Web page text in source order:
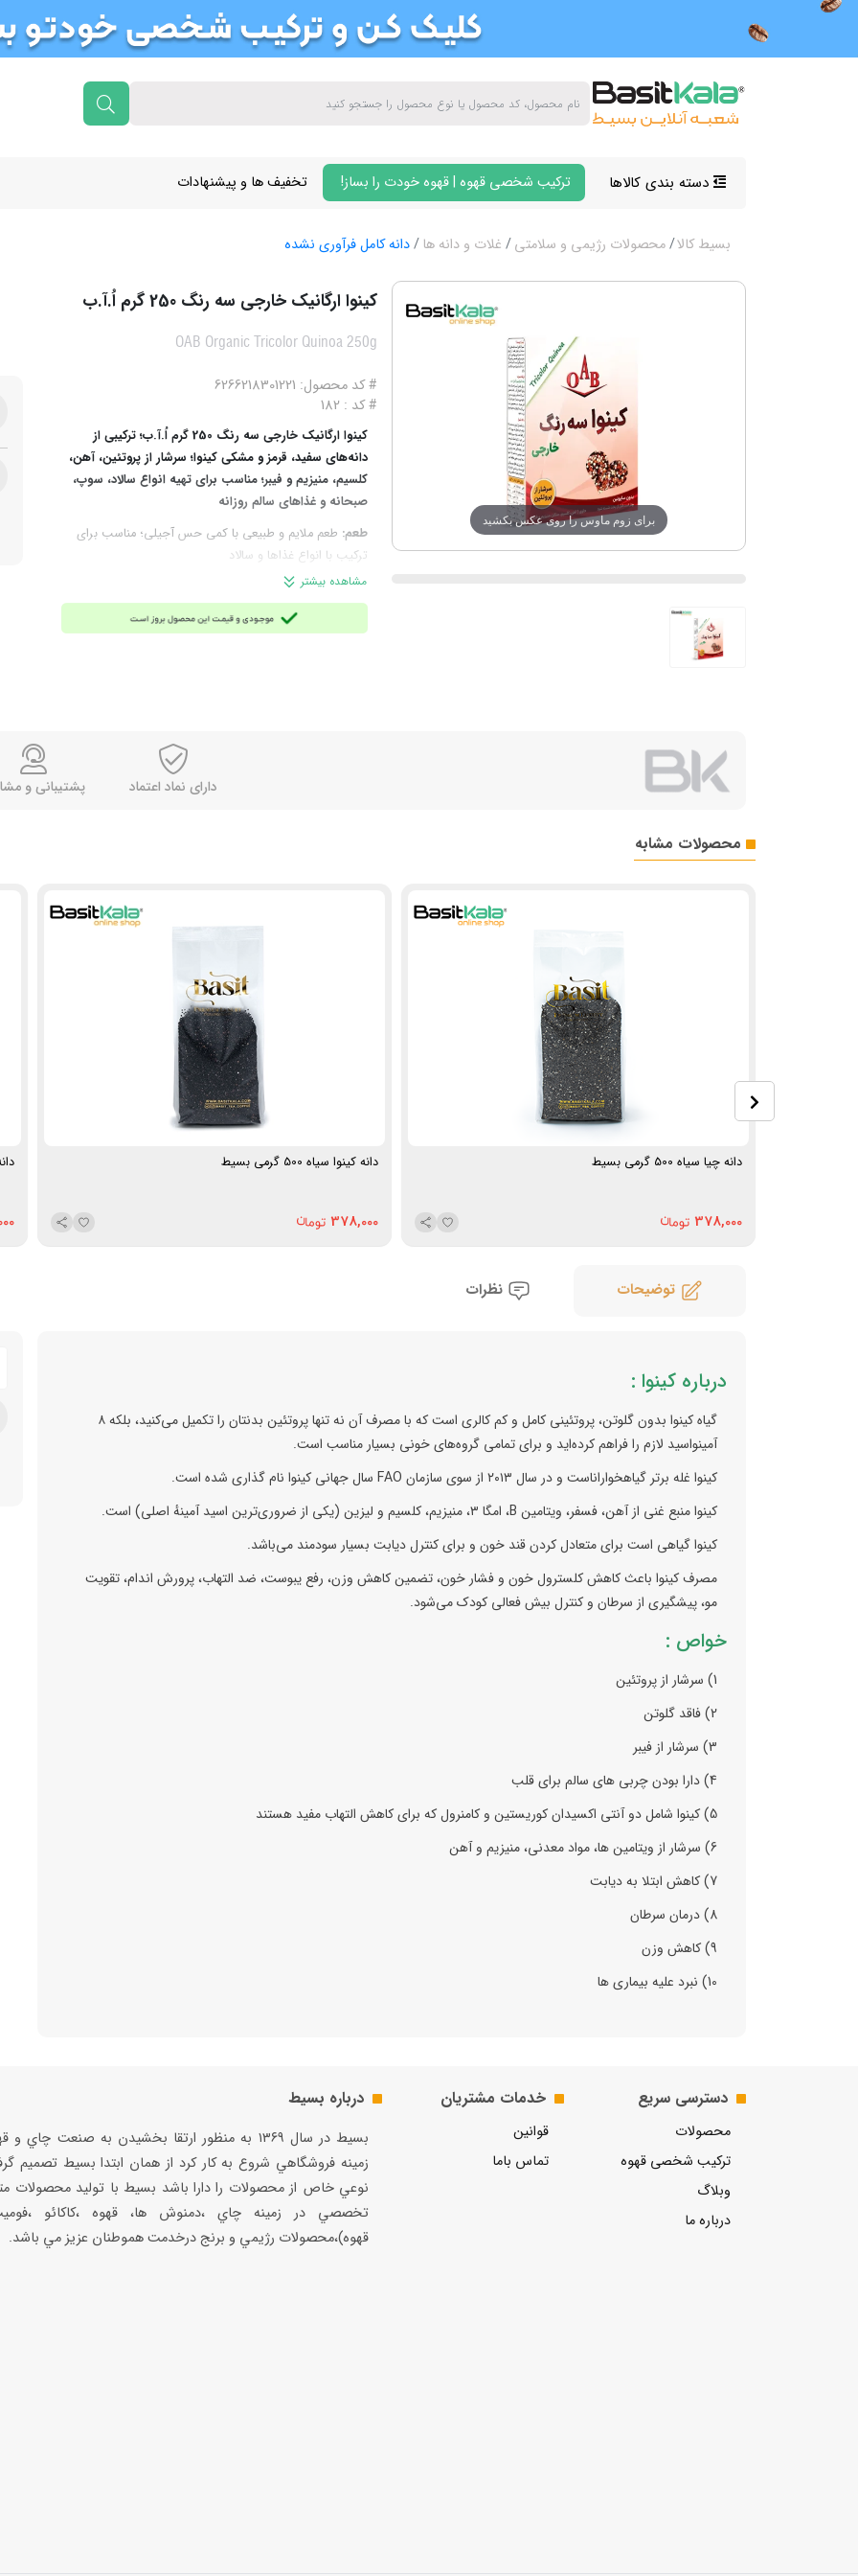
دسته بندی کالاها ترکیب شخصی قهوه | قهوه خودت را بساز! تخفیف ها و پیشنهادات
بسیط کالا محصولات رژیمی و سلامتی غلات و دانه ها دانه کامل فرآوری نشده
برای زوم ماوس را روی عکس بکشید
کینوا ارگانیک خارجی سه رنگ 250 گرم اُ.آ.ب
OAB Organic Tricolor Quinoa 250g
# کد محصول: 6266218301221
# کد : 182
کینوا ارگانیک خارجی سه رنگ 250 گرم اُ.آ.ب؛ ترکیبی از
دانه‌های سفید، قرمز و مشکی کینوا؛ سرشار از پروتئین، آهن،
کلسیم، منیزیم و فیبر؛ مناسب برای تهیه انواع سالاد، سوپ،
صبحانه و غذاهای سالم روزانه
طعم: طعم ملایم و طبیعی با کمی حس آجیلی؛ مناسب برای
ترکیب با انواع غذاها و سالاد
بافت:دانه‌های سبک و ریز، پس از پخت با بافتی نرم و
ظاهری خاص و رنگارنگ
چرا انتخاب این محصول؟اگر دنبال یک جایگزین سالم، سبک
مناسب وعده صبحانه، ناهار، شام، میان وعده؛
استفاده در سالاد و سوپ و مناسب رژیم‌های غذایی سالم و
کینوا، خیار و گوجه نگینی، نعناع، زیتون بدون هسته و پنیر
رنده‌ شده را به آن اضافه نمایید.
ورزشکاران، گیاه‌خواران و علاقه‌مندان به غذاهای سالم و مغذی
در جای خشک و خنک و دور از نور خورشید
بسته بندی در ایران
مشاهده بیشتر
دارای نماد اعتماد پشتیبانی و
محصولات مشابه
دانه چیا سیاه 500 گرمی بسیط
378,000
دانه کینوا سیاه 500 گرمی بسیط
378,000
دانه
توضیحات نظرات
درباره کینوا :
گیاه کینوا بدون گلوتن، پروتئینی کامل و کم کالری است که با مصرف آن نه تنها پروتئین بدنتان را تکمیل می‌کنید، بلکه ۸
آمینواسید لازم را فراهم کرده‌اید و برای تمامی گروه‌های خونی بسیار مناسب است.
کینوا غله برتر گیاهخواراناست و در سال ۲۰۱۳ از سوی سازمان FAO سال جهانی کینوا نام گذاری شده است.
کینوا منبع غنی از آهن، فسفر، ویتامین B، امگا ۳، منیزیم، کلسیم و لیزین (یکی از ضروری‌ترین اسید آمینهٔ اصلی) است.
کینوا گیاهی است برای متعادل کردن قند خون و برای کنترل دیابت بسیار سودمند می‌باشد.
مصرف کینوا باعث کاهش کلسترول خون و فشار خون، تضمین کاهش وزن، رفع یبوست، ضد التهاب، پرورش اندام، تقویت
مو، پیشگیری از سرطان و کنترل بیش فعالی کودک می‌شود.
خواص :
1) سرشار از پروتئین
2) فاقد گلوتن
3) سرشار از فیبر
4) دارا بودن چربی های سالم برای قلب
5) کینوا شامل دو آنتی اکسیدان کوریستین و کامنرول که برای کاهش التهاب مفید هستند
6) سرشار از ویتامین ها، مواد معدنی، منیزیم و آهن
7) کاهش ابتلا به دیابت
8) درمان سرطان
9) کاهش وزن
10) نبرد علیه بیماری ها
دسترسی سریع
محصولات
ترکیب شخصی قهوه
وبلاگ
درباره ما
خدمات مشتریان
قوانین
تماس باما
درباره بسیط
بسيط در سال ۱۳۶۹ به منظور ارتقا بخشيدن به صنعت چاي
زمينه فروشگاهي شروع به كار كرد از همان ابتدا بسيط تصميم
نوعي خاص از محصولات را دارا باشد بسيط با توليد محصولات
تخصصي در زمينه چاي ،دمنوش ها، قهوه ،كاكائو
قهوه)،محصولات رژيمي و برنج درخدمت هموطنان عزيز مي باشد.